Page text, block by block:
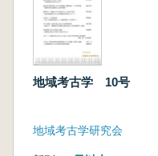
地域考古学 10号
地域考古学研究会